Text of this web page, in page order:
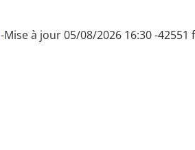
-Mise à jour 05/08/2026 16:30 -42551